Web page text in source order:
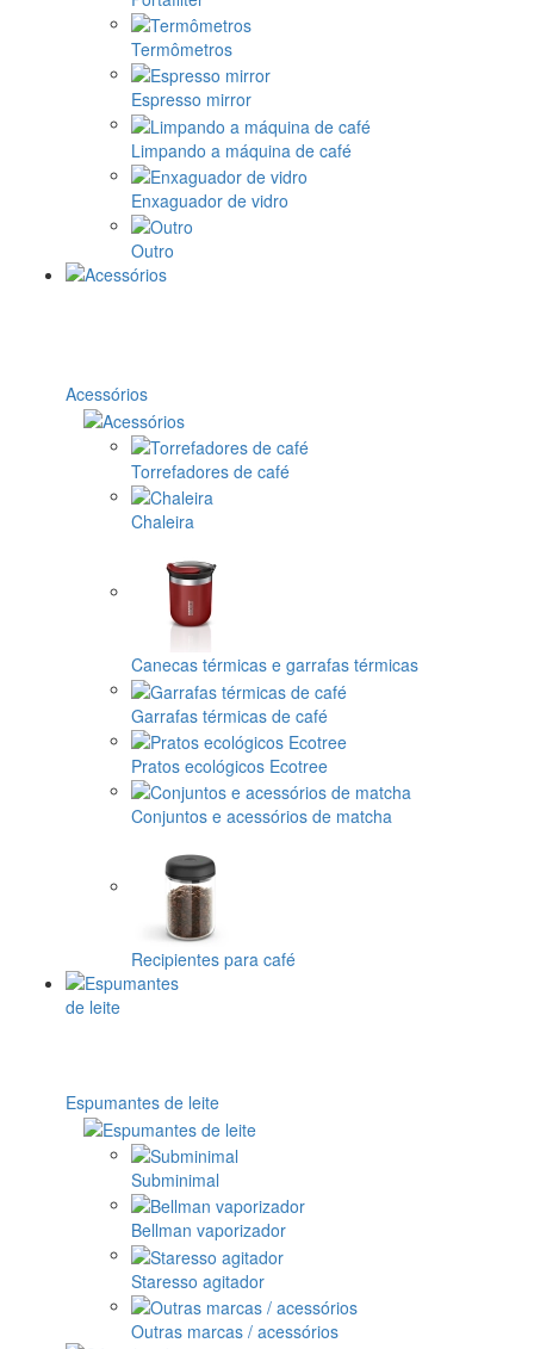
Termômetros
Espresso mirror
Limpando a máquina de café
Enxaguador de vidro
Outro
Acessórios
Torrefadores de café
Chaleira
Canecas térmicas e garrafas térmicas
Garrafas térmicas de café
Pratos ecológicos Ecotree
Conjuntos e acessórios de matcha
Recipientes para café
Espumantes de leite
Subminimal
Bellman vaporizador
Staresso agitador
Outras marcas / acessórios